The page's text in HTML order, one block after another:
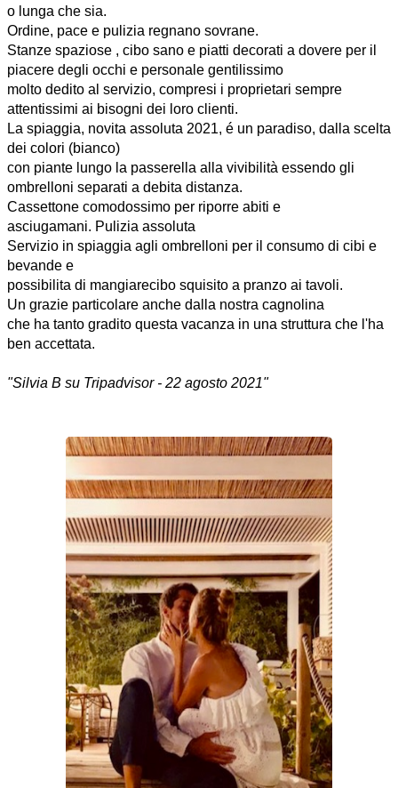
o lunga che sia.
Ordine, pace e pulizia regnano sovrane.
Stanze spaziose , cibo sano e piatti decorati a dovere per il
piacere degli occhi e personale gentilissimo
molto dedito al servizio, compresi i proprietari sempre
attentissimi ai bisogni dei loro clienti.
La spiaggia, novita assoluta 2021, é un paradiso, dalla scelta
dei colori (bianco)
con piante lungo la passerella alla vivibilità essendo gli
ombrelloni separati a debita distanza.
Cassettone comodossimo per riporre abiti e
asciugamani. Pulizia assoluta
Servizio in spiaggia agli ombrelloni per il consumo di cibi e
bevande e
possibilita di mangiarecibo squisito a pranzo ai tavoli.
Un grazie particolare anche dalla nostra cagnolina
che ha tanto gradito questa vacanza in una struttura che l'ha
ben accettata.
"Silvia B su Tripadvisor - 22 agosto 2021"